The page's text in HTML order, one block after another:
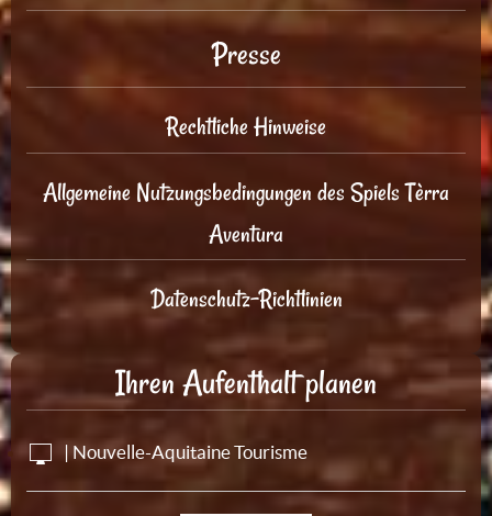
Presse
Rechtliche Hinweise
Allgemeine Nutzungsbedingungen des Spiels Tèrra
Aventura
Datenschutz-Richtlinien
Ihren Aufenthalt planen
| Nouvelle-Aquitaine Tourisme